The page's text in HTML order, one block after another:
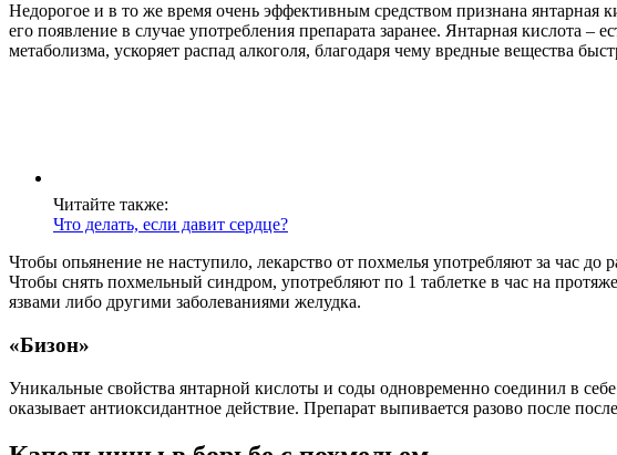
Недорогое и в то же время очень эффективным средством признана янтарная
его появление в случае употребления препарата заранее. Янтарная кислота
метаболизма, ускоряет распад алкоголя, благодаря чему вредные вещества
Читайте также:
Что делать, если давит сердце?
Чтобы опьянение не наступило, лекарство от похмелья употребляют за час до
Чтобы снять похмельный синдром, употребляют по 1 таблетке в час на
язвами либо другими заболеваниями желудка.
«Бизон»
Уникальные свойства янтарной кислоты и соды одновременно соединил в
оказывает антиоксидантное действие. Препарат выпивается разово после